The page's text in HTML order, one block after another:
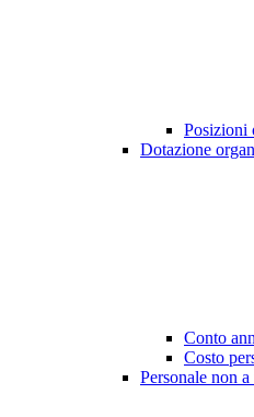
Posizioni
Dotazione
Conto
Costo
Personale non